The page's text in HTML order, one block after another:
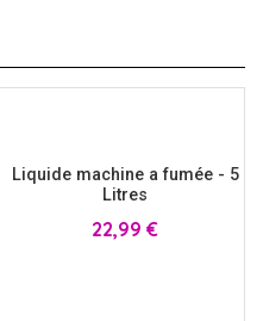
Liquide machine a fumée - 5
Litres
Prix
22,99 €